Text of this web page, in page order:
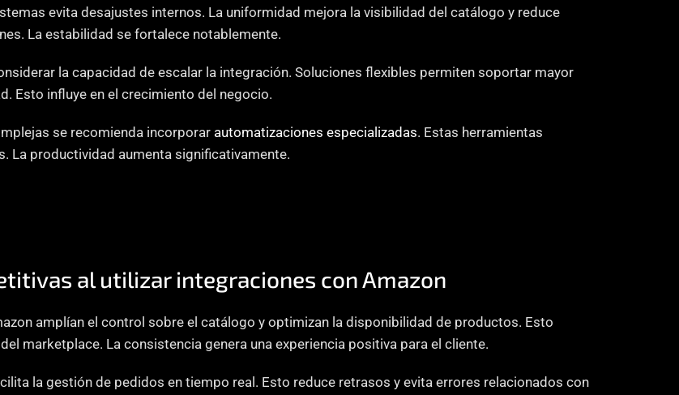
evita desajustes internos. La uniformidad mejora la visibilidad del catálogo y reduce
La estabilidad se fortalece notablemente.
la capacidad de escalar la integración. Soluciones flexibles permiten soportar mayor
Esto influye en el crecimiento del negocio.
se recomienda incorporar automatizaciones especializadas. Estas herramientas
La productividad aumenta significativamente.
al utilizar integraciones con Amazon
amplían el control sobre el catálogo y optimizan la disponibilidad de productos. Esto
marketplace. La consistencia genera una experiencia positiva para el cliente.
la gestión de pedidos en tiempo real. Esto reduce retrasos y evita errores relacionados con